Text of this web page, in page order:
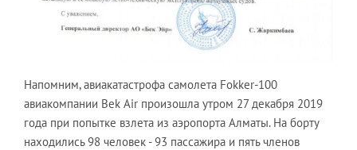
Напомним, авиакатастрофа самолета Fokker-100
авиакомпании Bek Air произошла утром 27 декабря 2019
года при попытке взлета из аэропорта Алматы. На борту
находились 98 человек - 93 пассажира и пять членов